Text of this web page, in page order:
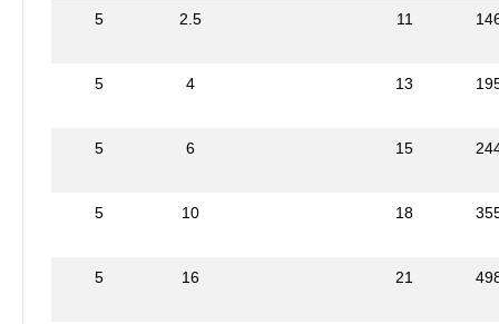
5 2.5 11
5 4 13
5 6 15
5 10 18
5 16 21